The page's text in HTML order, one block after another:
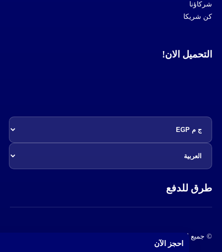
احجز الآن
شركاؤنا
كن شريكا
التحميل الان!
طرق للدفع
© جميع الحقوق محفوظة - ماركتك للتجارة الإلكترونية - 2022-2025